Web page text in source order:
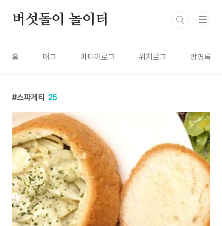
버섯돌이 놀이터
홈 태그 미디어로그 위치로그 방명록
스파게티 25